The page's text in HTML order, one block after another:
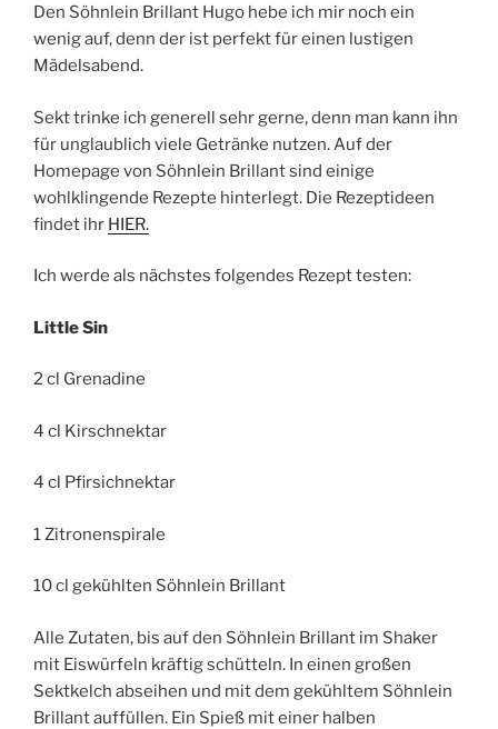
Den Söhnlein Brillant Hugo hebe ich mir noch ein
wenig auf, denn der ist perfekt für einen lustigen
Mädelsabend.
Sekt trinke ich generell sehr gerne, denn man kann ihn
für unglaublich viele Getränke nutzen. Auf der
Homepage von Söhnlein Brillant sind einige
wohlklingende Rezepte hinterlegt. Die Rezeptideen
findet ihr HIER.
Ich werde als nächstes folgendes Rezept testen:
Little Sin
2 cl Grenadine
4 cl Kirschnektar
4 cl Pfirsichnektar
1 Zitronenspirale
10 cl gekühlten Söhnlein Brillant
Alle Zutaten, bis auf den Söhnlein Brillant im Shaker
mit Eiswürfeln kräftig schütteln. In einen großen
Sektkelch abseihen und mit dem gekühltem Söhnlein
Brillant auffüllen. Ein Spieß mit einer halben